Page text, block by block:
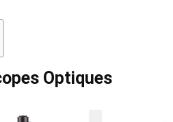
Optiques